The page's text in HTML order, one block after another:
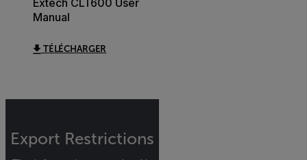
Manual
TÉLÉCHARGER
Export Restrictions